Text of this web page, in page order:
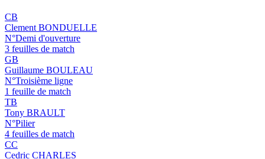
CB
Clement BONDUELLE
N°Demi d'ouverture
3 feuilles de match
GB
Guillaume BOULEAU
N°Troisième ligne
1 feuille de match
TB
Tony BRAULT
N°Pilier
4 feuilles de match
CC
Cedric CHARLES